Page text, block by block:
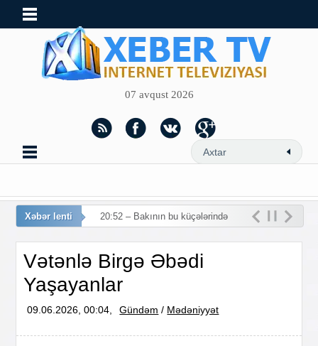
07 avqust 2026
Xəbər lenti 20:52 – Bakının bu küçələrində
Vətənlə Birgə Əbədi
Yaşayanlar
09.06.2026, 00:04, Gündəm / Mədəniyyət